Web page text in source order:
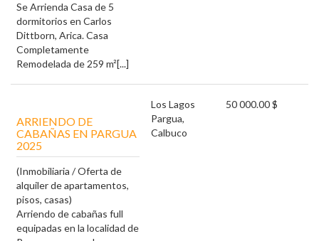
Se Arrienda Casa de 5
dormitorios en Carlos
Dittborn, Arica. Casa
Completamente
Remodelada de 259 m²[...]
ARRIENDO DE
CABAÑAS EN PARGUA
2025
(Inmobiliaria / Oferta de
alquiler de apartamentos,
pisos, casas)
Arriendo de cabañas full
equipadas en la localidad de
Los Lagos
Pargua,
Calbuco
50 000.00 $